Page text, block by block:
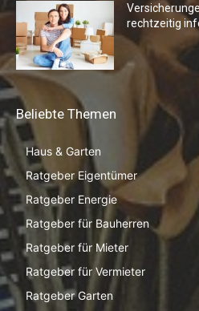
rechtzeitig
Beliebte Themen
Haus & Garten
Ratgeber Eigentümer
Ratgeber Energie
Ratgeber für Bauherren
Ratgeber für Mieter
Ratgeber für Vermieter
Ratgeber Garten